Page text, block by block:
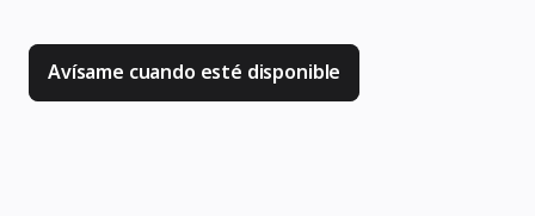
Comunidad
Socios y servicios
Avísame cuando esté disponible